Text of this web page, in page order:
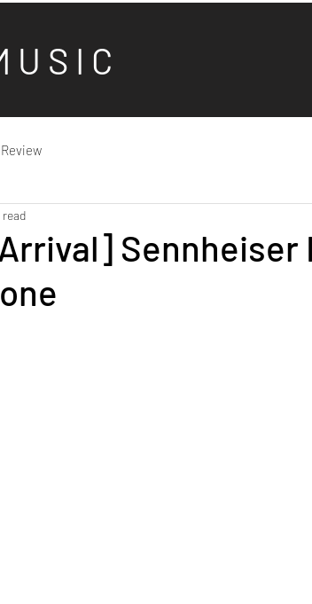
U S I C
Review
Sennheiser
read